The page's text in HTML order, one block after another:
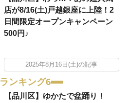
店が8/16(土)戸越銀座に上陸！2
日間限定オープンキャンペーン
500円♪
2025年8月16日(土)の記事
ランキング6
【品川区】ゆかたで盆踊り！